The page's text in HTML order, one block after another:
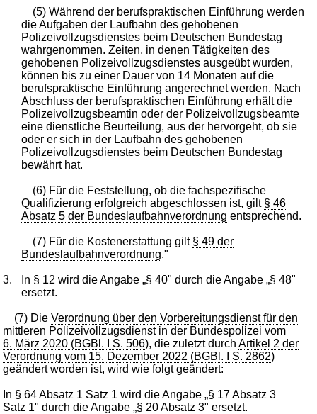
(5) Während der berufspraktischen Einführung werden
die Aufgaben der Laufbahn des gehobenen
Polizeivollzugsdienstes beim Deutschen Bundestag
wahrgenommen. Zeiten, in denen Tätigkeiten des
gehobenen Polizeivollzugsdienstes ausgeübt wurden,
können bis zu einer Dauer von 14 Monaten auf die
berufspraktische Einführung angerechnet werden. Nach
Abschluss der berufspraktischen Einführung erhält die
Polizeivollzugsbeamtin oder der Polizeivollzugsbeamte
eine dienstliche Beurteilung, aus der hervorgeht, ob sie
oder er sich in der Laufbahn des gehobenen
Polizeivollzugsdienstes beim Deutschen Bundestag
bewährt hat.
(6) Für die Feststellung, ob die fachspezifische
Qualifizierung erfolgreich abgeschlossen ist, gilt § 46
Absatz 5 der Bundeslaufbahnverordnung entsprechend.
(7) Für die Kostenerstattung gilt § 49 der
Bundeslaufbahnverordnung."
3.
In § 12 wird die Angabe „§ 40" durch die Angabe „§ 48"
ersetzt.
(7) DieVerordnung über den Vorbereitungsdienst für den
mittleren Polizeivollzugsdienst in der Bundespolizei vom
6. März 2020 (BGBl. I S. 506), die zuletzt durchArtikel 2 der
Verordnung vom 15. Dezember 2022 (BGBl. I S. 2862)
geändert worden ist, wird wie folgt geändert:
In § 64 Absatz 1 Satz 1 wird die Angabe „§ 17 Absatz 3
Satz 1" durch die Angabe „§ 20 Absatz 3" ersetzt.